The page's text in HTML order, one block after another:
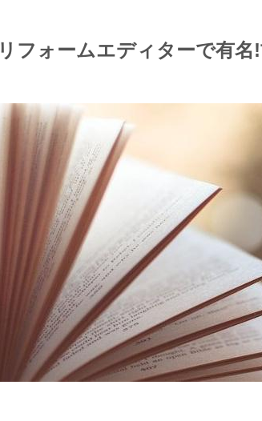
リフォームエディターで有